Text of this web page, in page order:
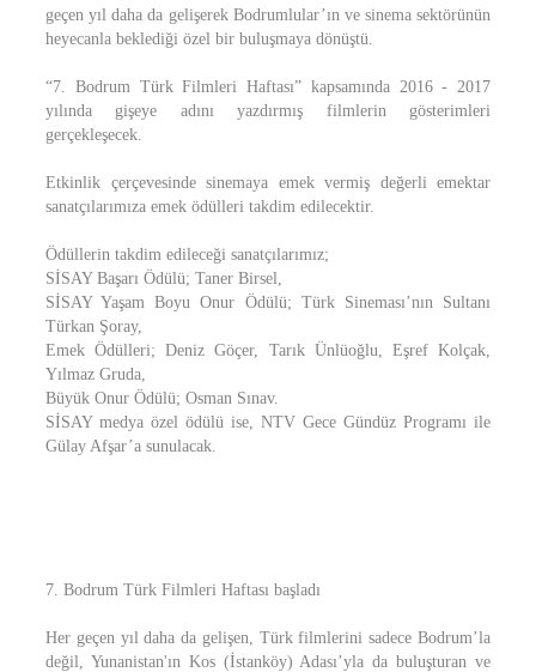
geçen yıl daha da gelişerek Bodrumlular’ın ve sinema sektörünün
heyecanla beklediği özel bir buluşmaya dönüştü.
“7. Bodrum Türk Filmleri Haftası” kapsamında 2016 - 2017
yılında gişeye adını yazdırmış filmlerin gösterimleri
gerçekleşecek.
Etkinlik çerçevesinde sinemaya emek vermiş değerli emektar
sanatçılarımıza emek ödülleri takdim edilecektir.
Ödüllerin takdim edileceği sanatçılarımız;
SİSAY Başarı Ödülü; Taner Birsel,
SİSAY Yaşam Boyu Onur Ödülü; Türk Sineması’nın Sultanı
Türkan Şoray,
Emek Ödülleri; Deniz Göçer, Tarık Ünlüoğlu, Eşref Kolçak,
Yılmaz Gruda,
Büyük Onur Ödülü; Osman Sınav.
SİSAY medya özel ödülü ise, NTV Gece Gündüz Programı ile
Gülay Afşar’a sunulacak.
7. Bodrum Türk Filmleri Haftası başladı
Her geçen yıl daha da gelişen, Türk filmlerini sadece Bodrum’la
değil, Yunanistan'ın Kos (İstanköy) Adası’yla da buluşturan ve